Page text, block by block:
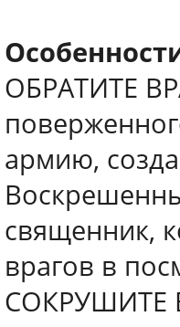
ОБРАТИТЕ
армию,
священник,
врагов в
СОКРУШИТЕ